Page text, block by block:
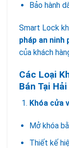
Bảo hành
Smart Lock
pháp an ninh
của khách
Các Loại
Bán Tại
Khóa cửa
Mở khóa
Thiết kế